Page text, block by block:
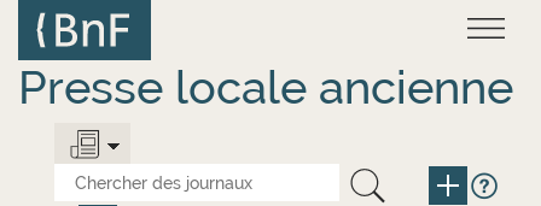
contenu
principal
Presse locale ancienne
Panneau de gestion des cookies